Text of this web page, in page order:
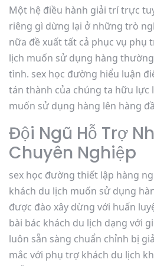
Một hệ điều hành giải trí trực
riêng gì dừng lại ở những trò
nữa đề xuất tất cả phục vụ phụ
lịch muốn sử dụng hàng
tình. sex học đường hiểu luận
tán thành của chúng ta hữu lực
muốn sử dụng hàng lên hàng
Đội Ngũ Hỗ Trợ
Chuyên Nghiệp
sex học đường thiết lập hàng
khách du lịch muốn sử dụng
được đào xây dừng với huấn
bài bác khách du lịch dạng với
luôn sẵn sàng chuẩn chỉnh bị
mắc với phụ trợ khách du lịch